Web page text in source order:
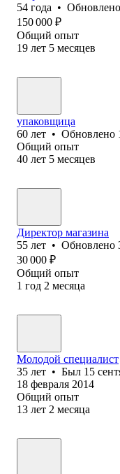
54 года • Обновлено
150 000 ₽
Общий опыт
19 лет 5 месяцев
упаковщица
60 лет • Обновлено
Общий опыт
40 лет 5 месяцев
Директор магазина
55 лет • Обновлено
30 000 ₽
Общий опыт
1 год 2 месяца
Молодой специалист
35 лет • Был 15
18 февраля 2014
Общий опыт
13 лет 2 месяца